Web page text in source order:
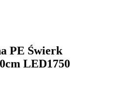
PE Świerk
LED1750